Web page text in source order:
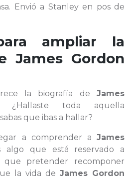
Envió a Stanley en pos de
ampliar la
James Gordon
la biografía de James
¿Hallaste toda aquella
que ibas a hallar?
a comprender a James
que está reservado a
que pretender recomponer
la vida de James Gordon